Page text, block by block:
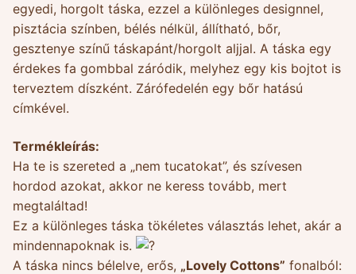
egyedi, horgolt táska, ezzel a különleges designnel,
pisztácia színben, bélés nélkül, állítható, bőr,
gesztenye színű táskapánt/horgolt aljjal. A táska egy
érdekes fa gombbal záródik, melyhez egy kis bojtot is
terveztem díszként. Zárófedelén egy bőr hatású
címkével.
Termékleírás:
Ha te is szereted a „nem tucatokat”, és szívesen
hordod azokat, akkor ne keress tovább, mert
megtaláltad!
Ez a különleges táska tökéletes választás lehet, akár a
mindennapoknak is.
A táska nincs bélelve, erős, „Lovely Cottons” fonalból: